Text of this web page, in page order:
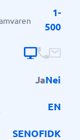
1-
500
JaNei
EN
SENOFIDK